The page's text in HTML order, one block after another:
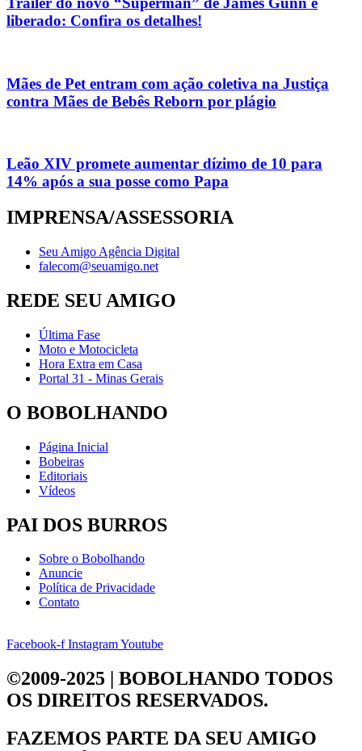
liberado: Confira os detalhes!
Mães de Pet entram com ação coletiva na Justiça
contra Mães de Bebês Reborn por plágio
Leão XIV promete aumentar dízimo de 10 para
14% após a sua posse como Papa
IMPRENSA/ASSESSORIA
Seu Amigo Agência Digital
falecom@seuamigo.net
REDE SEU AMIGO
Última Fase
Moto e Motocicleta
Hora Extra em Casa
Portal 31 - Minas Gerais
O BOBOLHANDO
Página Inicial
Bobeiras
Editoriais
Vídeos
PAI DOS BURROS
Sobre o Bobolhando
Anuncie
Política de Privacidade
Contato
Facebook-f InstagramYoutube
©2009-2025 | BOBOLHANDO TODOS
OS DIREITOS RESERVADOS.
FAZEMOS PARTE DA SEU AMIGO